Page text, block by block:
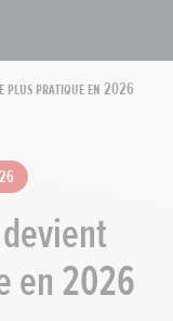
plus pratique en 2026
en 2026